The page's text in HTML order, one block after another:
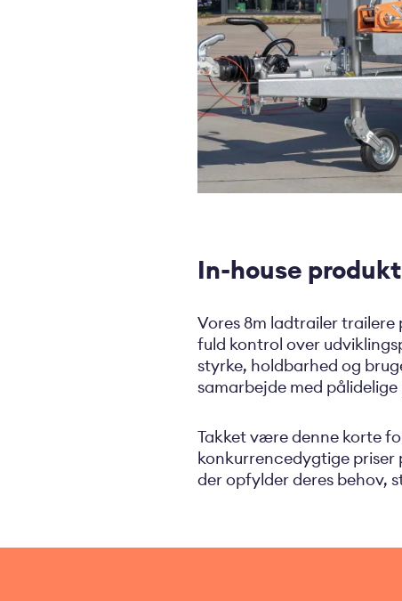
In-house
Vores 8m ladtrailer
fuld kontrol over
styrke, holdbarhed og
samarbejde med
Takket være denne korte
konkurrencedygtige priser
der opfylder deres behov,